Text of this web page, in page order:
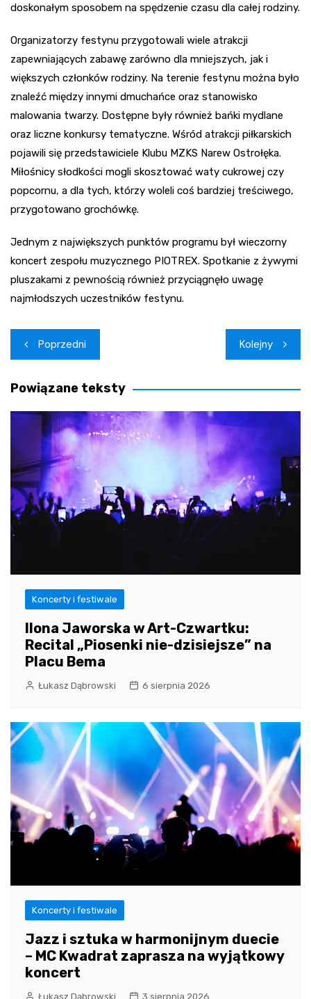
doskonałym sposobem na spędzenie czasu dla całej rodziny.
Organizatorzy festynu przygotowali wiele atrakcji
zapewniających zabawę zarówno dla mniejszych, jak i
większych członków rodziny. Na terenie festynu można było
znaleźć między innymi dmuchańce oraz stanowisko
malowania twarzy. Dostępne były również bańki mydlane
oraz liczne konkursy tematyczne. Wśród atrakcji piłkarskich
pojawili się przedstawiciele Klubu MZKS Narew Ostrołęka.
Miłośnicy słodkości mogli skosztować waty cukrowej czy
popcornu, a dla tych, którzy woleli coś bardziej treściwego,
przygotowano grochówkę.
Jednym z największych punktów programu był wieczorny
koncert zespołu muzycznego PIOTREX. Spotkanie z żywymi
pluszakami z pewnością również przyciągnęło uwagę
najmłodszych uczestników festynu.
Nawigacja
wpisu
Poprzedni Kolejny
Powiązane teksty
Koncerty i festiwale
Ilona Jaworska w Art-Czwartku:
Recital „Piosenki nie-dzisiejsze” na
Placu Bema
Łukasz Dąbrowski 6 sierpnia 2026
Koncerty i festiwale
Jazz i sztuka w harmonijnym duecie
– MC Kwadrat zaprasza na wyjątkowy
koncert
Łukasz Dąbrowski 3 sierpnia 2026